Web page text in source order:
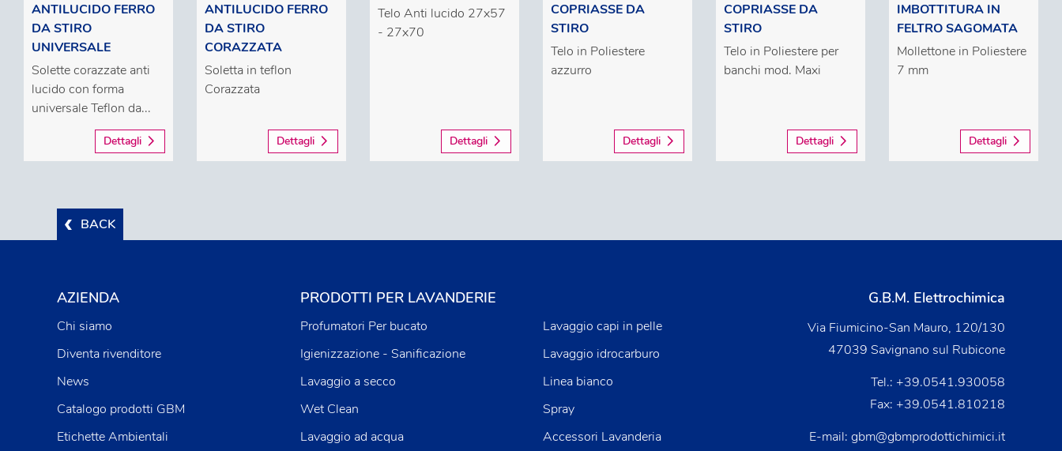
ANTILUCIDO FERRO
DA STIRO
UNIVERSALE
Solette corazzate anti
lucido con forma
universale Teflon da...
Dettagli
ANTILUCIDO FERRO
DA STIRO
CORAZZATA
Soletta in teflon
Corazzata
Dettagli
Telo Anti lucido 27x57
- 27x70
Dettagli
COPRIASSE DA
STIRO
Telo in Poliestere
azzurro
Dettagli
COPRIASSE DA
STIRO
Telo in Poliestere per
banchi mod. Maxi
Dettagli
IMBOTTITURA IN
FELTRO SAGOMATA
Mollettone in Poliestere
7 mm
Dettagli
BACK
PRODOTTI PER LAVANDERIE
Profumatori Per bucato
Igienizzazione - Sanificazione
Lavaggio a secco
Wet Clean
Lavaggio ad acqua
Lavaggio capi in pelle
Lavaggio idrocarburo
Linea bianco
Spray
Accessori Lavanderia
AZIENDA
Chi siamo
Diventa rivenditore
News
Catalogo prodotti GBM
Etichette Ambientali
G.B.M. Elettrochimica
Via Fiumicino-San Mauro, 120/130
47039 Savignano sul Rubicone
Tel.: +39.0541.930058
Fax: +39.0541.810218
E-mail: gbm@gbmprodottichimici.it